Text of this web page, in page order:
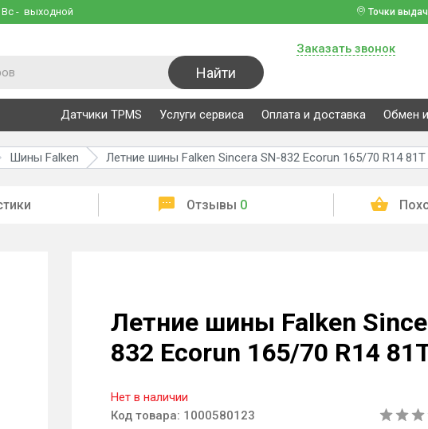
Вс - выходной Точки
Найти
Заказать звонок
Датчики TPMS Услуги сервиса Оплата и доставка Обмен
Шины Falken Летние шины Falken Sincera SN-832 Ecorun 165/70 R14 81T
Отзывы 0
Летние шины Falken
832 Ecorun 165/70 R14
Нет в наличии
Код товара: 1000580123